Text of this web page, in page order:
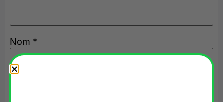
Nom *